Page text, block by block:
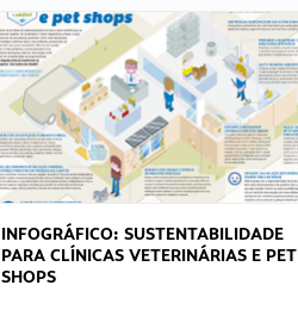
INFOGRÁFICO: SUSTENTABILIDADE
PARA CLÍNICAS VETERINÁRIAS E PET
SHOPS